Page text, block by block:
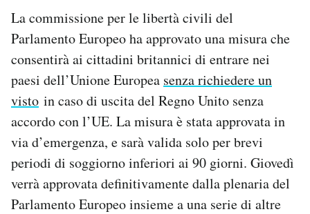
SHOP
CALENDARIO
AREA PERSONALE
Area Personale
Newsletter
La commissione per le libertà civili del
Parlamento Europeo ha approvato una misura che
consentirà ai cittadini britannici di entrare nei
paesi dell’Unione Europea senza richiedere un
visto in caso di uscita del Regno Unito senza
accordo con l’UE. La misura è stata approvata in
via d’emergenza, e sarà valida solo per brevi
periodi di soggiorno inferiori ai 90 giorni. Giovedì
verrà approvata definitivamente dalla plenaria del
Parlamento Europeo insieme a una serie di altre